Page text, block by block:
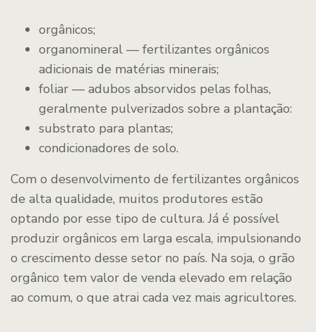
orgânicos;
organomineral — fertilizantes orgânicos
adicionais de matérias minerais;
foliar — adubos absorvidos pelas folhas,
geralmente pulverizados sobre a plantação:
substrato para plantas;
condicionadores de solo.
Com o desenvolvimento de fertilizantes orgânicos
de alta qualidade, muitos produtores estão
optando por esse tipo de cultura. Já é possível
produzir orgânicos em larga escala, impulsionando
o crescimento desse setor no país. Na soja, o grão
orgânico tem valor de venda elevado em relação
ao comum, o que atrai cada vez mais agricultores.